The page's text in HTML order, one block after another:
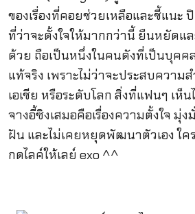
ของเรื่องที่คอยช่วยเหลือและชี้แนะ
ที่ว่าจะตั้งใจให้มากกว่านี้ ยืนหยัดแ
ด้วย ถือเป็นหนึ่งในคนดังที่เป็นบุคค
แท้จริง เพราะไม่ว่าจะประสบความ
เอเชีย หรือระดับโลก สิ่งที่แฟนๆ เห็
จางอี้ซิงเสมอคือเรื่องความตั้งใจ มุ่
ฝัน และไม่เคยหยุดพัฒนาตัวเอง ใค
กดไลค์ให้เลย์ exo ^^